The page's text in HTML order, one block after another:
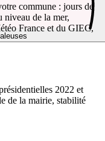
commune : jours de
niveau de la mer,
France et du GIEC,
2022 et
de la mairie, stabilité